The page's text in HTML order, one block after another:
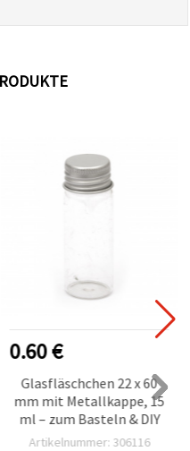
0.60 €
Glasfläschchen 22 x 60
mm mit Metallkappe, 15
ml – zum Basteln & DIY
Artikelnummer: 306116